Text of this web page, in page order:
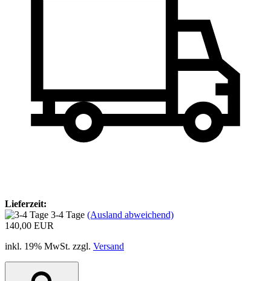
Lieferzeit:
3-4 Tage (Ausland abweichend)
140,00 EUR
inkl. 19% MwSt. zzgl. Versand